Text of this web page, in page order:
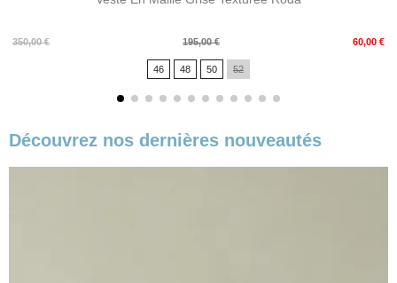
350,00 €
Prix
195,00 € 60,00 €
Prix
46 48 50 52
Découvrez nos dernières nouveautés